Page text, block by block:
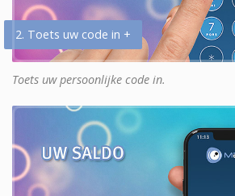
2. Toets uw code in +
Toets uw persoonlijke code in.